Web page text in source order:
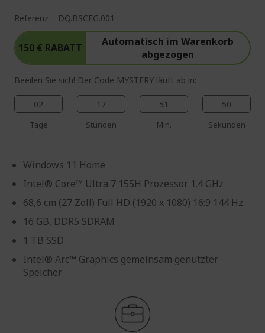
Referenz DQ.BSCEG.001
150 € RABATT
Automatisch im Warenkorb
abgezogen
Beeilen Sie sich! Der Code MYSTERY läuft ab in:
02
Tage
17
Stunden
51
Min.
49
Sekunden
Windows 11 Home
Intel® Core™ Ultra 7 155H Prozessor 1.4 GHz
68,6 cm (27 Zoll) Full HD (1920 x 1080) 16:9 144 Hz
16 GB, DDR5 SDRAM
1 TB SSD
Intel® Arc™ Graphics gemeinsam genutzter
Speicher